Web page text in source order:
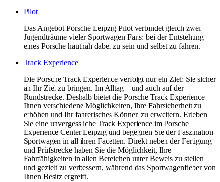
Pilot
Das Angebot Porsche Leipzig Pilot verbindet gleich zwei
Jugendträume vieler Sportwagen Fans: bei der Entstehung
eines Porsche hautnah dabei zu sein und selbst zu fahren.
Track Experience
Die Porsche Track Experience verfolgt nur ein Ziel: Sie sicher
an Ihr Ziel zu bringen. Im Alltag – und auch auf der
Rundstrecke. Deshalb bietet die Porsche Track Experience
Ihnen verschiedene Möglichkeiten, Ihre Fahrsicherheit zu
erhöhen und Ihr fahrerisches Können zu erweitern. Erleben
Sie eine unvergessliche Track Experience im Porsche
Experience Center Leipzig und begegnen Sie der Faszination
Sportwagen in all ihren Facetten. Direkt neben der Fertigung
und Prüfstrecke haben Sie die Möglichkeit, Ihre
Fahrfähigkeiten in allen Bereichen unter Beweis zu stellen
und gezielt zu verbessern, während das Sportwagenfieber von
Ihnen Besitz ergreift.